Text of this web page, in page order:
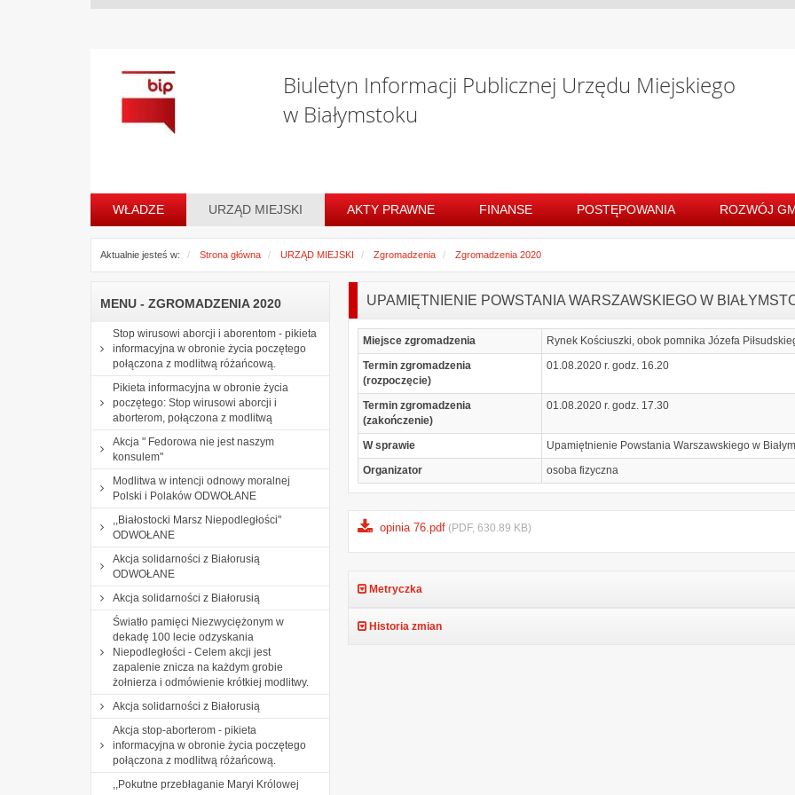
Biuletyn Informacji Publicznej Urzędu Miejskiego
w Białymstoku
WŁADZE URZĄD MIEJSKI AKTY PRAWNE FINANSE POSTĘPOWANIA ROZWÓJ
Aktualnie jesteś w: Strona główna URZĄD MIEJSKI Zgromadzenia Zgromadzenia 2020
MENU - ZGROMADZENIA 2020
Stop wirusowi aborcji i aborentom - pikieta
informacyjna w obronie życia poczętego
połączona z modlitwą różańcową.
Pikieta informacyjna w obronie życia
poczętego: Stop wirusowi aborcji i
aborterom, połączona z modlitwą
Akcja " Fedorowa nie jest naszym
konsulem"
Modlitwa w intencji odnowy moralnej
Polski i Polaków ODWOŁANE
,,Białostocki Marsz Niepodległości"
ODWOŁANE
Akcja solidarności z Białorusią
ODWOŁANE
Akcja solidarności z Białorusią
Światło pamięci Niezwyciężonym w
dekadę 100 lecie odzyskania
Niepodległości - Celem akcji jest
zapalenie znicza na każdym grobie
żołnierza i odmówienie krótkiej modlitwy.
Akcja solidarności z Białorusią
Akcja stop-aborterom - pikieta
informacyjna w obronie życia poczętego
połączona z modlitwą różańcową.
,,Pokutne przebłaganie Maryi Królowej
UPAMIĘTNIENIE POWSTANIA WARSZAWSKIEGO W
Miejsce zgromadzenia
Rynek Kościuszki, obok pomnika Józefa
Termin zgromadzenia
(rozpoczęcie)
01.08.2020 r. godz. 16.20
Termin zgromadzenia
(zakończenie)
01.08.2020 r. godz. 17.30
W sprawie
Upamiętnienie Powstania Warszawskiego w
Organizator
osoba fizyczna
opinia 76.pdf (PDF, 630.89 KB)
Metryczka
Historia zmian